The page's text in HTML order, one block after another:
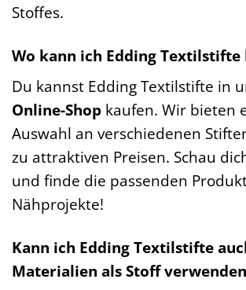
Stoffes.
Wo kann ich Edding Textilstifte
Du kannst Edding Textilstifte in
Online-Shop kaufen. Wir bieten
Auswahl an verschiedenen
zu attraktiven Preisen. Schau
und finde die passenden
Nähprojekte!
Kann ich Edding Textilstifte
Materialien als Stoff